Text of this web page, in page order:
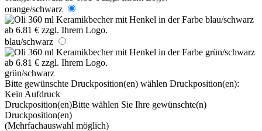
orange/schwarz
blau/schwarz
grün/schwarz
Bitte gewünschte Druckposition(en) wählen Druckposition(en):
Kein Aufdruck
Druckposition(en)Bitte wählen Sie Ihre gewünschte(n)
Druckposition(en)
(Mehrfachauswahl möglich)